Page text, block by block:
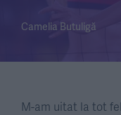
Camelia Butuligă
M-am uitat la tot